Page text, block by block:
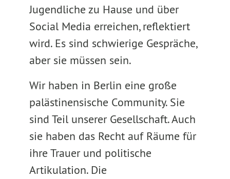
Jugendliche zu Hause und über
Social Media erreichen, reflektiert
wird. Es sind schwierige Gespräche,
aber sie müssen sein.
Wir haben in Berlin eine große
palästinensische Community. Sie
sind Teil unserer Gesellschaft. Auch
sie haben das Recht auf Räume für
ihre Trauer und politische
Artikulation. Die